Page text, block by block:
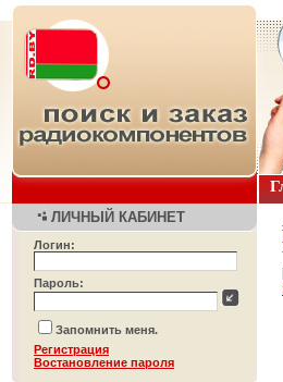
ЛИЧНЫЙ КАБИНЕТ
Логин:
Пароль:
Запомнить меня.
Регистрация
Bостановление пароля